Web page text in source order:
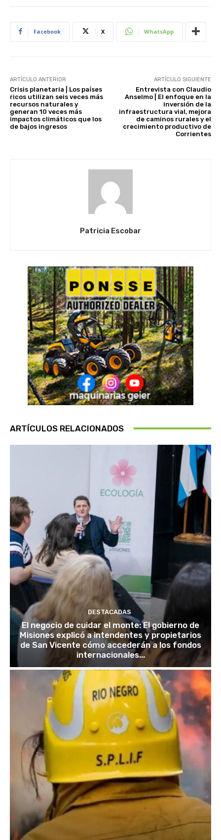
Facebook X WhatsApp
ARTÍCULO ANTERIOR
Crisis planetaria | Los países
ricos utilizan seis veces más
recursos naturales y
generan 10 veces más
impactos climáticos que los
de bajos ingresos
ARTÍCULO SIGUIENTE
Entrevista con Claudio
Anselmo | El enfoque en la
inversión de la
infraestructura vial, mejora
de caminos rurales y el
crecimiento productivo de
Corrientes
Patricia Escobar
ARTÍCULOS RELACIONADOS
DESTACADAS
El negocio de cuidar el monte: El gobierno de
Misiones explicó a intendentes y propietarios
de San Vicente cómo accederán a los fondos
internacionales...